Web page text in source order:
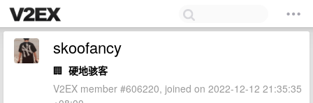
skoofancy
🏢 硬地骇客
V2EX member #606220, joined on 2022-12-12 21:35:35